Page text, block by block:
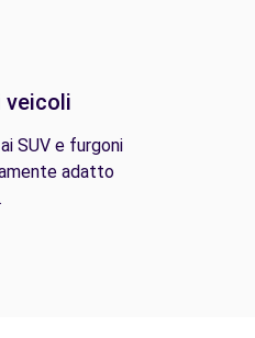
veicoli
SUV e furgoni
adatto